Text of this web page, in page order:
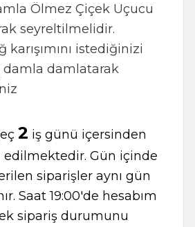
Ölmez Çiçek Uçucu
seyreltilmelidir.
istediğinizi
damla damlatarak
2 iş günü içersinden
edilmektedir. Gün içinde
siparişler aynı gün
Saat 19:00'de hesabım
sipariş durumunu